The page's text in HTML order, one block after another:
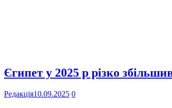
Єгипет у 2025 р різко
Редакція10.09.2025 0